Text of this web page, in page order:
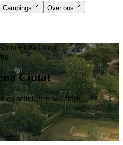
Campings Over ons
Elena Ciutat
Ciutat
en activiteiten wil zitten.